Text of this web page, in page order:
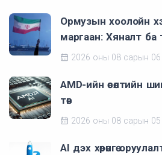
Ормузын хоолойн
маргаан: Хяналт ба
2026 оны 08 сарын 06
AMD-ийн өсөлтийн
төв
2026 оны 08 сарын 05
AI дэх хөрөнгө